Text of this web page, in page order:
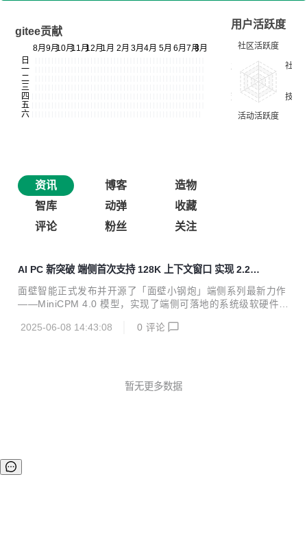
gitee贡献
用户活跃度
资讯 博客
造物
智库
动弹
收藏
评论
粉丝 关注
AI PC 新突破 端侧首次支持 128K 上下文窗口 实现 2.2
倍推理优化
面壁智能正式发布并开源了「面壁小钢炮」端侧系列最新力作
——MiniCPM 4.0 模型，实现了端侧可落地的系统级软硬件稀
作，实现了长短文本多重推理效率的提升，端侧AI PC在Day
e内存增强技术，实现端到端推理效率的2.2倍提升1，携手为
2025-06-08 14:43:08 0 评论
暂无更多数据